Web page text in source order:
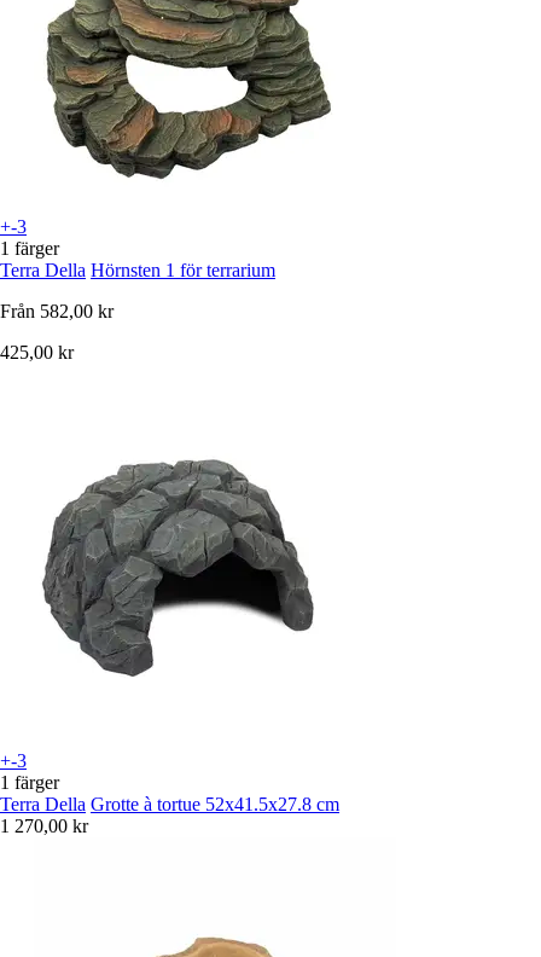
+-3
1 färger
Terra Della Hörnsten 1 för terrarium
Från 582,00 kr
425,00 kr
+-3
1 färger
Terra Della Grotte à tortue 52x41.5x27.8 cm
1 270,00 kr